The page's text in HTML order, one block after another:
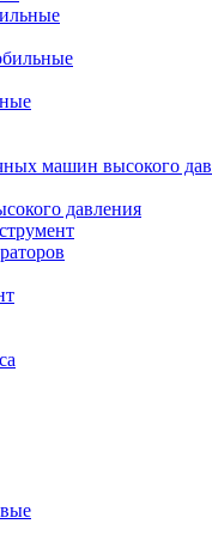
машин высокого
давления